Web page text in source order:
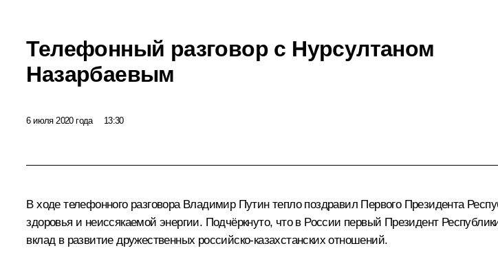
Телефонный разговор с Нурсултаном
Назарбаевым
6 июля 2020 года 13:30
В ходе телефонного разговора Владимир Путин тепло поздравил Первого Президента
здоровья и неиссякаемой энергии. Подчёркнуто, что в России первый Президент
вклад в развитие дружественных российско‑казахстанских отношений.